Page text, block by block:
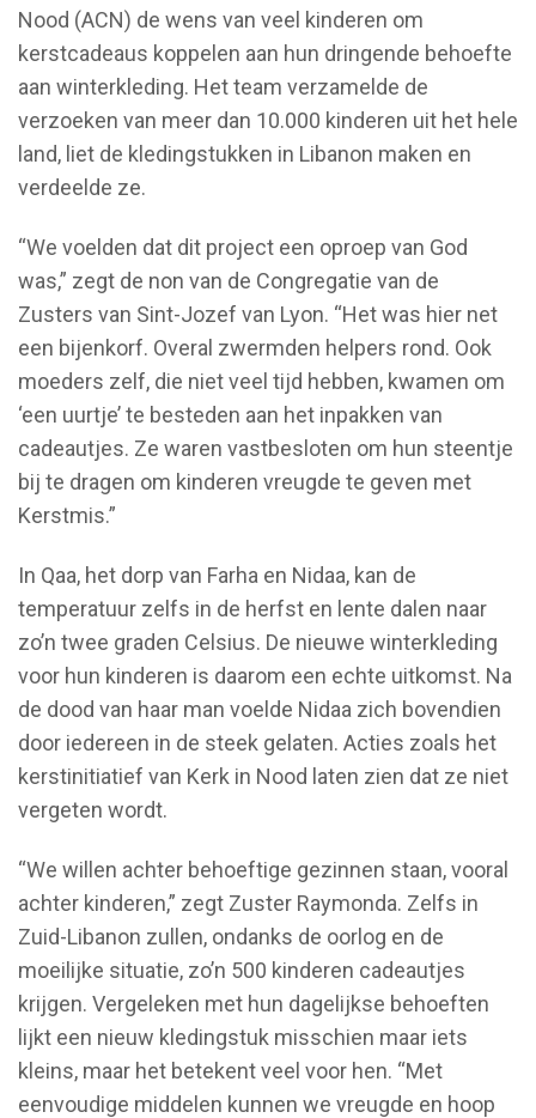
Nood (ACN) de wens van veel kinderen om
kerstcadeaus koppelen aan hun dringende behoefte
aan winterkleding. Het team verzamelde de
verzoeken van meer dan 10.000 kinderen uit het hele
land, liet de kledingstukken in Libanon maken en
verdeelde ze.
“We voelden dat dit project een oproep van God
was,” zegt de non van de Congregatie van de
Zusters van Sint-Jozef van Lyon. “Het was hier net
een bijenkorf. Overal zwermden helpers rond. Ook
moeders zelf, die niet veel tijd hebben, kwamen om
‘een uurtje’ te besteden aan het inpakken van
cadeautjes. Ze waren vastbesloten om hun steentje
bij te dragen om kinderen vreugde te geven met
Kerstmis.”
In Qaa, het dorp van Farha en Nidaa, kan de
temperatuur zelfs in de herfst en lente dalen naar
zo’n twee graden Celsius. De nieuwe winterkleding
voor hun kinderen is daarom een echte uitkomst. Na
de dood van haar man voelde Nidaa zich bovendien
door iedereen in de steek gelaten. Acties zoals het
kerstinitiatief van Kerk in Nood laten zien dat ze niet
vergeten wordt.
“We willen achter behoeftige gezinnen staan, vooral
achter kinderen,” zegt Zuster Raymonda. Zelfs in
Zuid-Libanon zullen, ondanks de oorlog en de
moeilijke situatie, zo’n 500 kinderen cadeautjes
krijgen. Vergeleken met hun dagelijkse behoeften
lijkt een nieuw kledingstuk misschien maar iets
kleins, maar het betekent veel voor hen. “Met
eenvoudige middelen kunnen we vreugde en hoop